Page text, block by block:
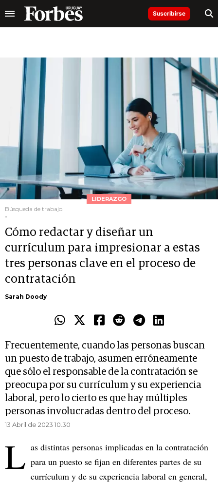
Suscribirse
LIDERAZGO
Búsqueda de trabajo.
-
Cómo redactar y diseñar un
currículum para impresionar a estas
tres personas clave en el proceso de
contratación
Sarah Doody
Frecuentemente, cuando las personas buscan
un puesto de trabajo, asumen erróneamente
que sólo el responsable de la contratación se
preocupa por su currículum y su experiencia
laboral, pero lo cierto es que hay múltiples
personas involucradas dentro del proceso.
13 Abril de 2023 10.30
L as distintas personas implicadas en la contratación
para un puesto se fijan en diferentes partes de su
currículum y de su experiencia laboral en general,